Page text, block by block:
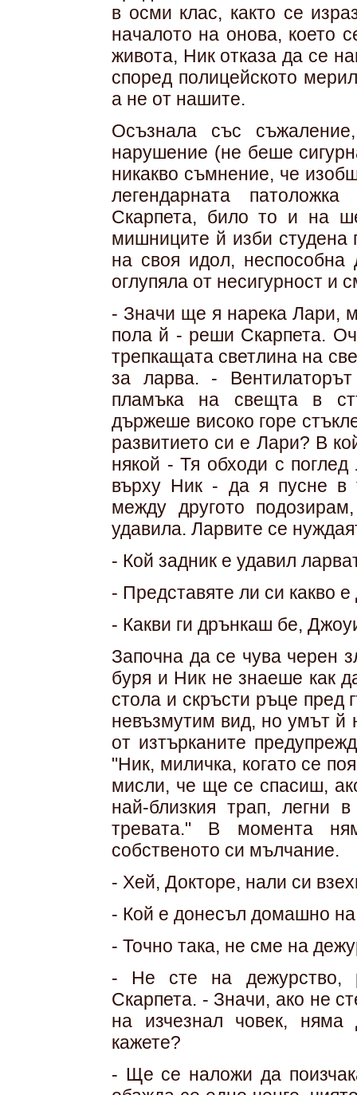
в осми клас, както се
началото на онова, което
живота, Ник отказа да се
според полицейското
а не от нашите.
Осъзнала със
нарушение (не беше
никакво съмнение, че
легендарната
Скарпета, било то и на
мишниците й изби студена
на своя идол,
оглупяла от несигурност и
- Значи ще я нарека Лари,
пола й - реши Скарпета.
трепкащата светлина на
за ларва. -
пламъка на свещта в
държеше високо горе
развитието си е Лари? В
някой - Тя обходи с
върху Ник - да я пусне
между другото
удавила. Ларвите се
- Кой задник е удавил
- Представяте ли си какво
- Какви ги дрънкаш бе,
Започна да се чува черен
буря и Ник не знаеше как
стола и скръсти ръце пред
невъзмутим вид, но умът й
от изтърканите
"Ник, миличка, когато се
мисли, че ще се спасиш,
най-близкия трап, легни
тревата." В момента
собственото си мълчание.
- Хей, Докторе, нали си
- Кой е донесъл домашно на
- Точно така, не сме на
- Не сте на дежурство,
Скарпета. - Значи, ако не
на изчезнал човек,
кажете?
- Ще се наложи да